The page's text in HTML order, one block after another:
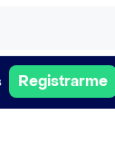
Registrarme